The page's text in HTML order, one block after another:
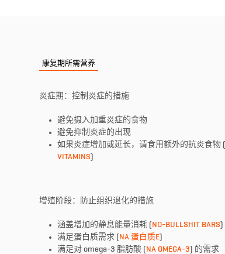
康复期所需营养
炎症期：控制炎症的措施
避免摄入加重炎症的食物
避免抑制炎症的出现
如果炎症增加或延长，请食用额外的抗炎食物 (
VITAMINS)
增殖阶段：防止组织退化的措施
涵盖增加的静息能量消耗 (NO-BULLSHIT BARS)
满足蛋白质需求 (NA 蛋白质E)
满足对 omega-3 脂肪酸 (NA OMEGA-3) 的需求